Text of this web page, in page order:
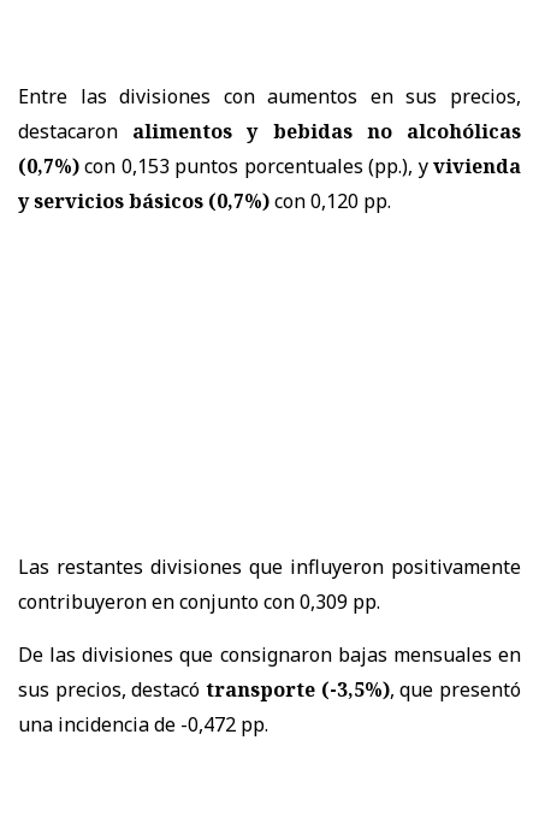
Entre las divisiones con aumentos en sus precios,
destacaron alimentos y bebidas no alcohólicas
(0,7%)con 0,153 puntos porcentuales (pp.), yvivienda
y servicios básicos (0,7%)con 0,120 pp.
Las restantes divisiones que influyeron positivamente
contribuyeron en conjunto con 0,309 pp.
De las divisiones que consignaron bajas mensuales en
sus precios, destacó transporte (-3,5%), que presentó
una incidencia de -0,472 pp.